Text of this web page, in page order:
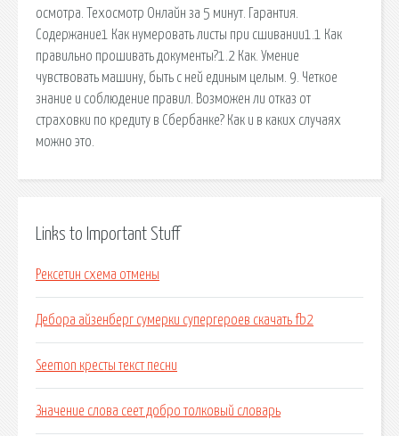
осмотра. Техосмотр Онлайн за 5 минут. Гарантия.
Содержание1 Как нумеровать листы при сшивании1.1 Как
правильно прошивать документы?1.2 Как. Умение
чувствовать машину, быть с ней единым целым. 9. Четкое
знание и соблюдение правил. Возможен ли отказ от
страховки по кредиту в Сбербанке? Как и в каких случаях
можно это.
Links to Important Stuff
Рексетин схема отмены
Дебора айзенберг сумерки супергероев скачать fb2
Seemon кресты текст песни
Значение слова сеет добро толковый словарь